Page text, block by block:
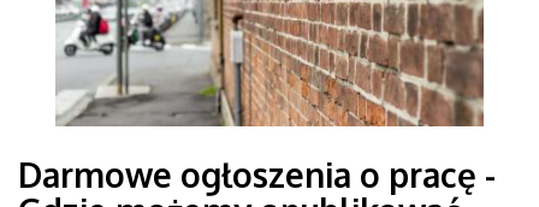
Darmowe ogłoszenia o pracę -